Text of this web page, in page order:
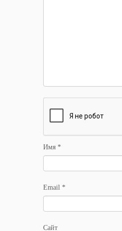
Имя *
Email *
Сайт